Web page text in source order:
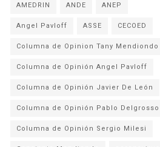
AMEDRIN ANDE ANEP
Angel Pavloff ASSE CECOED
Columna de Opinion Tany Mendiondo
Columna de Opinión Angel Pavloff
Columna de Opinión Javier De León
Columna de Opinión Pablo Delgrosso
Columna de Opinión Sergio Milesi